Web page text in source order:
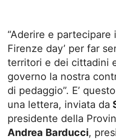
“Aderire e partecipare
Firenze day’ per far
territori e dei cittadini
governo la nostra
di pedaggio”. E’
una lettera, inviata da
presidente della
Andrea Barducci,